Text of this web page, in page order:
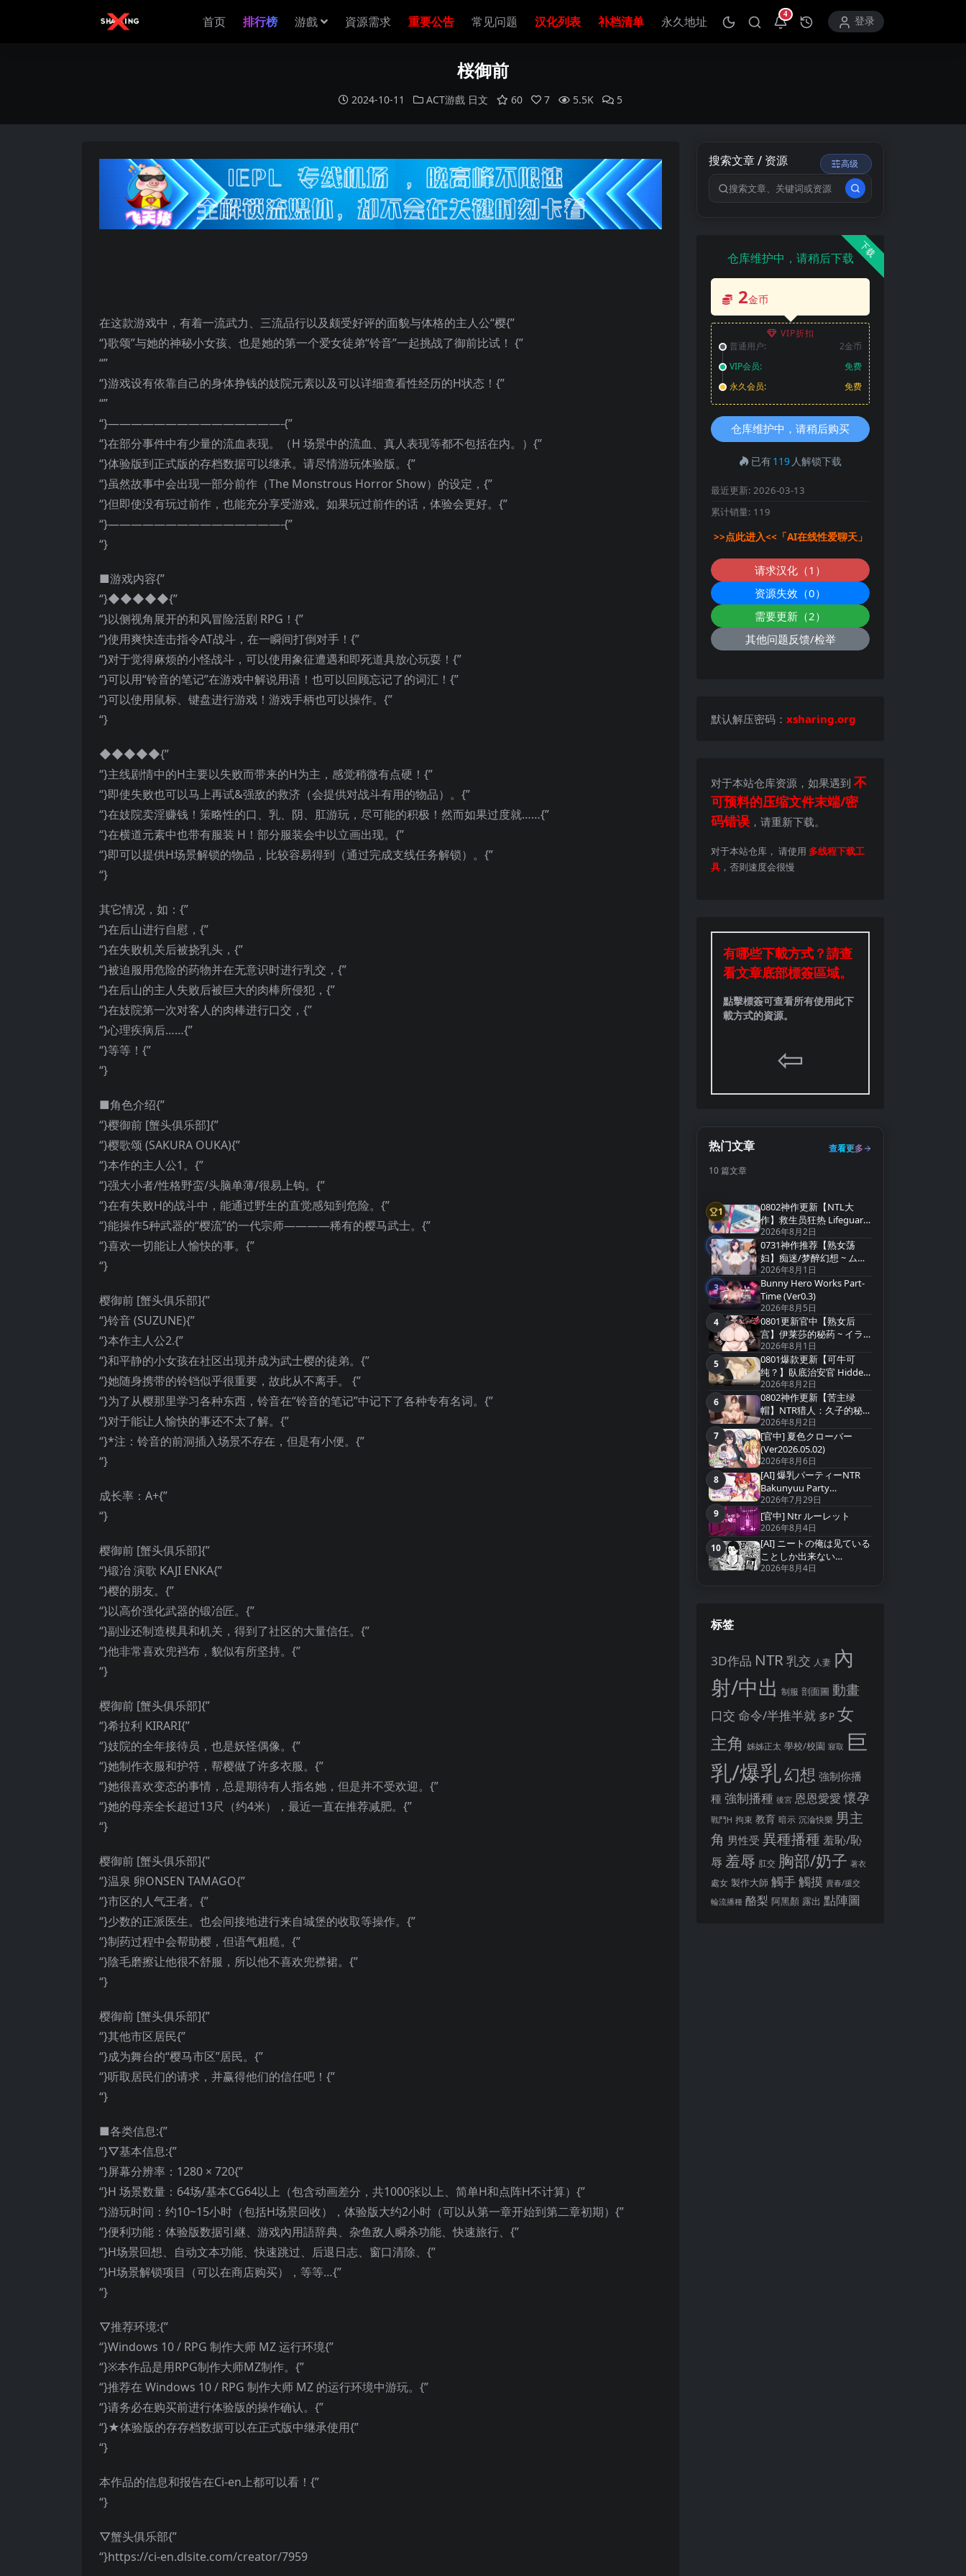
首页 排行榜 游戲 資源需求 重要公告 常见问题 汉化列表 补档清单 永久地址 4
打开通知中心登录
桜御前
2024-10-11 ACT游戲 日文 60 7 5.5K 5
在这款游戏中，有着一流武力、三流品行以及颇受好评的面貌与体格的主人公“樱{”
“}歌颂”与她的神秘小女孩、也是她的第一个爱女徒弟“铃音”一起挑战了御前比试！ {”
“”
“}游戏设有依靠自己的身体挣钱的妓院元素以及可以详细查看性经历的H状态！{”
“”
“}———————————————-{”
“}在部分事件中有少量的流血表现。（H 场景中的流血、真人表现等都不包括在内。）{”
“}体验版到正式版的存档数据可以继承。请尽情游玩体验版。{”
“}虽然故事中会出现一部分前作（The Monstrous Horror Show）的设定，{”
“}但即使没有玩过前作，也能充分享受游戏。如果玩过前作的话，体验会更好。{”
“}———————————————-{”
“}
■游戏内容{”
“}◆◆◆◆◆{”
“}以侧视角展开的和风冒险活剧 RPG！{”
“}使用爽快连击指令AT战斗，在一瞬间打倒对手！{”
“}对于觉得麻烦的小怪战斗，可以使用象征遭遇和即死道具放心玩耍！{”
“}可以用“铃音的笔记”在游戏中解说用语！也可以回顾忘记了的词汇！{”
“}可以使用鼠标、键盘进行游戏！游戏手柄也可以操作。{”
“}
◆◆◆◆◆{”
“}主线剧情中的H主要以失败而带来的H为主，感觉稍微有点硬！{”
“}即使失败也可以马上再试&强敌的救济（会提供对战斗有用的物品）。{”
“}在妓院卖淫赚钱！策略性的口、乳、阴、肛游玩，尽可能的积极！然而如果过度就……{”
“}在横道元素中也带有服装 H！部分服装会中以立画出现。{”
“}即可以提供H场景解锁的物品，比较容易得到（通过完成支线任务解锁）。{”
“}
其它情况，如：{”
“}在后山进行自慰，{”
“}在失败机关后被挠乳头，{”
“}被迫服用危险的药物并在无意识时进行乳交，{”
“}在后山的主人失败后被巨大的肉棒所侵犯，{”
“}在妓院第一次对客人的肉棒进行口交，{”
“}心理疾病后……{”
“}等等！{”
“}
■角色介绍{”
“}樱御前 [蟹头俱乐部]{”
“}樱歌颂 (SAKURA OUKA){”
“}本作的主人公1。{”
“}强大小者/性格野蛮/头脑单薄/很易上钩。{”
“}在有失败H的战斗中，能通过野生的直觉感知到危险。{”
“}能操作5种武器的“樱流”的一代宗师————稀有的樱马武士。{”
“}喜欢一切能让人愉快的事。{”
“}
樱御前 [蟹头俱乐部]{”
“}铃音 (SUZUNE){”
“}本作主人公2.{”
“}和平静的小女孩在社区出现并成为武士樱的徒弟。{”
“}她随身携带的铃铛似乎很重要，故此从不离手。 {”
“}为了从樱那里学习各种东西，铃音在“铃音的笔记”中记下了各种专有名词。{”
“}对于能让人愉快的事还不太了解。{”
“}*注：铃音的前洞插入场景不存在，但是有小便。{”
“}
成长率：A+{”
“}
樱御前 [蟹头俱乐部]{”
“}锻冶 演歌 KAJI ENKA{”
“}樱的朋友。{”
“}以高价强化武器的锻冶匠。{”
“}副业还制造模具和机关，得到了社区的大量信任。{”
“}他非常喜欢兜裆布，貌似有所坚持。{”
“}
樱御前 [蟹头俱乐部]{”
“}希拉利 KIRARI{”
“}妓院的全年接待员，也是妖怪偶像。{”
“}她制作衣服和护符，帮樱做了许多衣服。{”
“}她很喜欢变态的事情，总是期待有人指名她，但是并不受欢迎。{”
“}她的母亲全长超过13尺（约4米），最近一直在推荐减肥。{”
“}
樱御前 [蟹头俱乐部]{”
“}温泉 卵ONSEN TAMAGO{”
“}市区的人气王者。{”
“}少数的正派医生。也会间接地进行来自城堡的收取等操作。{”
“}制药过程中会帮助樱，但语气粗糙。{”
“}陰毛磨擦让他很不舒服，所以他不喜欢兜襟裙。{”
“}
樱御前 [蟹头俱乐部]{”
“}其他市区居民{”
“}成为舞台的“樱马市区”居民。{”
“}听取居民们的请求，并赢得他们的信任吧！{”
“}
■各类信息:{”
“}▽基本信息:{”
“}屏幕分辨率：1280 × 720{”
“}H 场景数量：64场/基本CG64以上（包含动画差分，共1000张以上、简单H和点阵H不计算）{”
“}游玩时间：约10~15小时（包括H场景回收），体验版大约2小时（可以从第一章开始到第二章初期）{”
“}便利功能：体验版数据引継、游戏內用語辞典、杂鱼敌人瞬杀功能、快速旅行、{”
“}H场景回想、自动文本功能、快速跳过、后退日志、窗口清除、{”
“}H场景解锁项目（可以在商店购买），等等…{”
“}
▽推荐环境:{”
“}Windows 10 / RPG 制作大师 MZ 运行环境{”
“}※本作品是用RPG制作大师MZ制作。{”
“}推荐在 Windows 10 / RPG 制作大师 MZ 的运行环境中游玩。{”
“}请务必在购买前进行体验版的操作确认。{”
“}★体验版的存存档数据可以在正式版中继承使用{”
“}
本作品的信息和报告在Ci-en上都可以看！{”
“}
▽蟹头俱乐部{”
“}https://ci-en.dlsite.com/creator/7959
搜索文章 / 资源 高级
搜索关键词
下载
仓库维护中，请稍后下载
2金币
VIP折扣
普通用户:
2金币
VIP会员:
免费
永久会员:
免费
仓库维护中，请稍后购买
已有119 人解锁下载
最近更新: 2026-03-13
累计销量: 119
>>点此进入<<「AI在线性爱聊天」
请求汉化（1）
资源失效（0）
需要更新（2）
其他问题反馈/检举
默认解压密码： xsharing.org
对于本站仓库资源，如果遇到 不
可预料的压缩文件末端/密
码错误 ，请重新下载。
对于本站仓库， 请使用 多线程下载工
具 ，否则速度会很慢
有哪些下載方式？請查
看文章底部標簽區域。
點擊標簽可查看所有使用此下
載方式的資源。
⇦
热门文章
查看更多
10 篇文章
第1名
1
0802神作更新【NTL大
作】救生员狂热 Lifeguard
Holic Demo v0.9.4-A【官
中无码】
2026年8月2日
第2名
2
0731神作推荐【熟女荡
妇】痴迷/梦醉幻想 ~ ムチ
ューファンタジー
v0.20a【官方中文】
2026年8月1日
第3名
3
Bunny Hero Works Part-
Time (Ver0.3)
2026年8月5日
第4名
4
0801更新官中【熟女后
宫】伊莱莎的秘药 ~ イラ
イザの秘薬 ~ Eliza`s Secret
Potion【官方中文】
2026年8月1日
第5名
5
0801爆款更新【可牛可
纯？】臥底治安官 Hidden
Badge v20260729b 【官中
无码】
2026年8月2日
第6名
6
0802神作更新【苦主绿
帽】NTR猎人：久子的秘密
~NTRハンター：久子の秘
密 NTR Hunter v1.4【官中
无码】
2026年8月2日
第7名
7
[官中] 夏色クローバー
(Ver2026.05.02)
2026年8月6日
第8名
8
[AI] 爆乳パーティーNTR
Bakunyuu Party
NTR(Ver1.1.2)
2026年7月29日
第9名
9 [官中] Ntr ルーレット
2026年8月4日
第10名
10
[AI] ニートの俺は见ている
ことしか出来ない
(Ver2026.07.15
2026年8月4日
标签
3D作品 NTR乳交 人妻 內
射/中出 制服 剖面圖 動畫
口交 命令/半推半就 多P 女
主角 姊姊正太 學校/校園 寢取 巨
乳/爆乳幻想 強制你播
種 強制播種 後宮 恩恩愛愛 懷孕
戰鬥H 拘束 教育 暗示 沉淪快樂 男主
角 男性受 異種播種 羞恥/恥
辱 羞辱 肛交 胸部/奶子 著衣
處女 製作大師 觸手 觸摸 賣春/援交
輪流播種 酪梨 阿黑顏 露出 點陣圖